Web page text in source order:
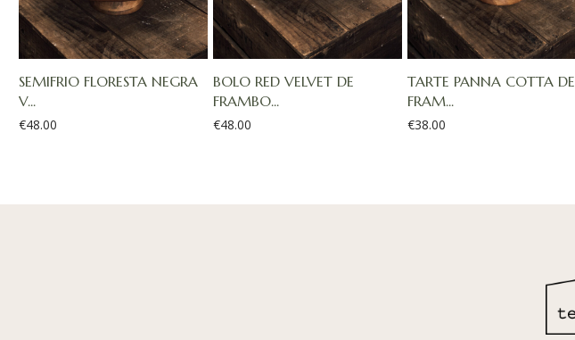
SEMIFRIO FLORESTA NEGRA
V...
€48.00
BOLO RED VELVET DE
FRAMBO...
€48.00
TARTE PANNA COTTA DE
FRAM...
€38.00